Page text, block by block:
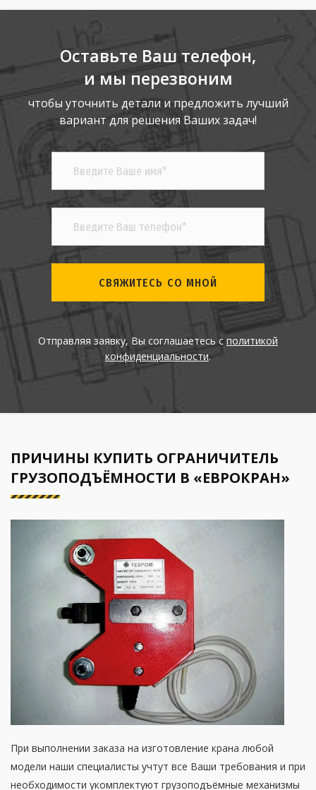
Оставьте Ваш телефон,
и мы перезвоним
чтобы уточнить детали и предложить лучший
вариант для решения Ваших задач!
СВЯЖИТЕСЬ СО МНОЙ
Отправляя заявку, Вы соглашаетесь сполитикой
конфиденциальности.
ПРИЧИНЫ КУПИТЬ ОГРАНИЧИТЕЛЬ
ГРУЗОПОДЪЁМНОСТИ В «ЕВРОКРАН»
При выполнении заказа на изготовление крана любой
модели наши специалисты учтут все Ваши требования и при
необходимости укомплектуют грузоподъёмные механизмы